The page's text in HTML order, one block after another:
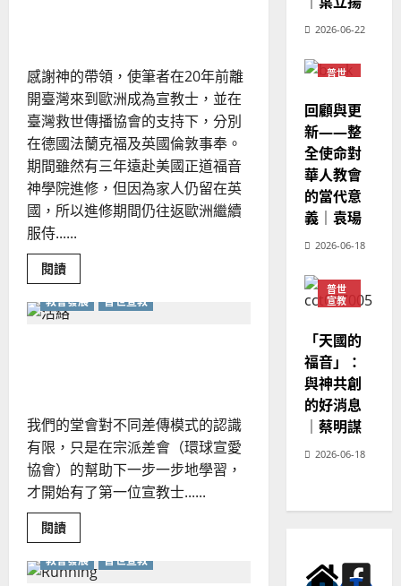
宗
派
障
礙，
齊
心
努
力
興
旺
福
音？
｜
美
鍾
感謝神的帶領，使筆者在20年前離
開臺灣來到歐洲成為宣教士，並在
臺灣救世傳播協會的支持下，分別
在德國法蘭克福及英國倫敦事奉。
期間雖然有三年遠赴美國正道福音
神學院進修，但因為家人仍留在英
國，所以進修期間仍往返歐洲繼續
服侍......
閱讀Read
more
宣
教
教會發展 普世宣教
我們的堂會對不同差傳模式的認識
有限，只是在宗派差會（環球宣愛
協會）的幫助下一步一步地學習，
才開始有了第一位宣教士......
閱讀Read
more
我
們
教會發展 普世宣教
2025-
、
溫
淑
2025-
02-
20
2026-06-22
普世
回顧與更
新——整
全使命對
華人教會
的當代意
義｜袁瑒
2026-06-18
普世
宣教
教育
「天國的
福音」：
與神共創
的好消息
｜蔡明謀
2026-06-18